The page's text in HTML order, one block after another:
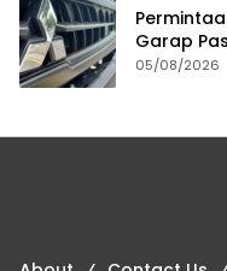
Garap
05/08/2026